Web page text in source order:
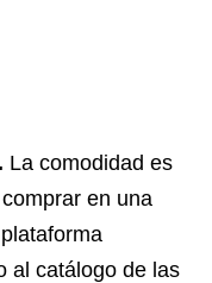
La comodidad es
en una
al catálogo de las